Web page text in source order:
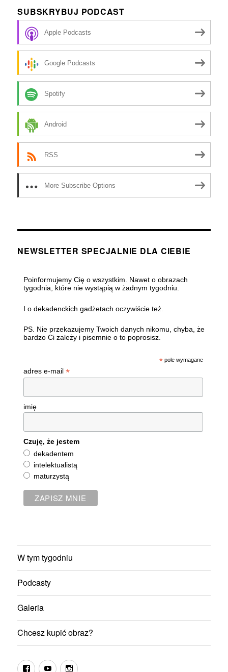
SUBSKRYBUJ PODCAST
Apple Podcasts
Google Podcasts
Spotify
Android
RSS
More Subscribe Options
NEWSLETTER SPECJALNIE DLA CIEBIE
Poinformujemy Cię o wszystkim. Nawet o obrazach
tygodnia, które nie wystąpią w żadnym tygodniu.
I o dekadenckich gadżetach oczywiście też.
PS. Nie przekazujemy Twoich danych nikomu, chyba, że
bardzo Ci zależy i pisemnie o to poprosisz.
*pole wymagane
adres e-mail *
imię
Czuję, że jestem
dekadentem
intelektualistą
maturzystą
W tym tygodniu
Podcasty
Galeria
Chcesz kupić obraz?
fb youtubeinstagram